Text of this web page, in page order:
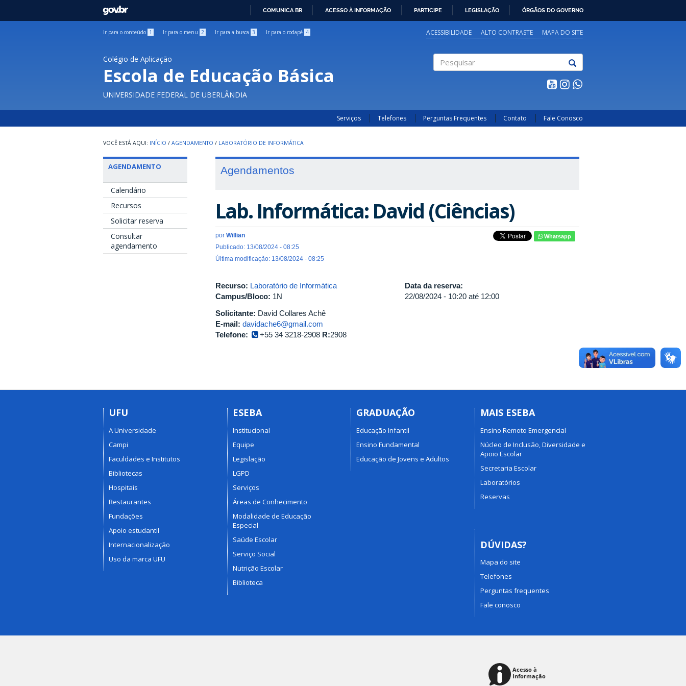
GOVBR
COMUNICA BR ACESSO À INFORMAÇÃO PARTICIPE LEGISLAÇÃO ÓRGÃOS DO GOVERNO
Ir para o conteúdo 1 Ir para o menu 2 Ir para a busca 3 Ir para o rodapé 4 ACESSIBILIDADE ALTO CONTRASTE MAPA DO SITE
Colégio de Aplicação
Escola de Educação Básica
UNIVERSIDADE FEDERAL DE UBERLÂNDIA
Serviços Telefones Perguntas Frequentes Contato Fale Conosco
INÍCIO / AGENDAMENTO / LABORATÓRIO DE INFORMÁTICA
AGENDAMENTO
Calendário
Recursos
Solicitar reserva
Consultar
agendamento
Agendamentos
Lab. Informática: David (Ciências)
por Willian
Publicado: 13/08/2024 - 08:25
Última modificação: 13/08/2024 - 08:25
Whatsapp
Recurso: Laboratório de Informática
Campus/Bloco: 1N
Solicitante: David Collares Achê
E-mail: davidache6@gmail.com
Telefone:
+55 34 3218-2908 R:2908
Data da reserva:
22/08/2024 - 10:20 até 12:00
UFU
A Universidade
Campi
Faculdades e Institutos
Bibliotecas
Hospitais
Restaurantes
Fundações
Apoio estudantil
Internacionalização
Uso da marca UFU
ESEBA
Institucional
Equipe
Legislação
LGPD
Serviços
Áreas de Conhecimento
Modalidade de Educação
Especial
Saúde Escolar
Serviço Social
Nutrição Escolar
Biblioteca
GRADUAÇÃO
Educação Infantil
Ensino Fundamental
Educação de Jovens e Adultos
MAIS ESEBA
Ensino Remoto Emergencial
Núcleo de Inclusão, Diversidade e
Apoio Escolar
Secretaria Escolar
Laboratórios
Reservas
DÚVIDAS?
Mapa do site
Telefones
Perguntas frequentes
Fale conosco